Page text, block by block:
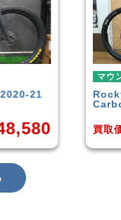
Mountain
Element
2022年モデル
格